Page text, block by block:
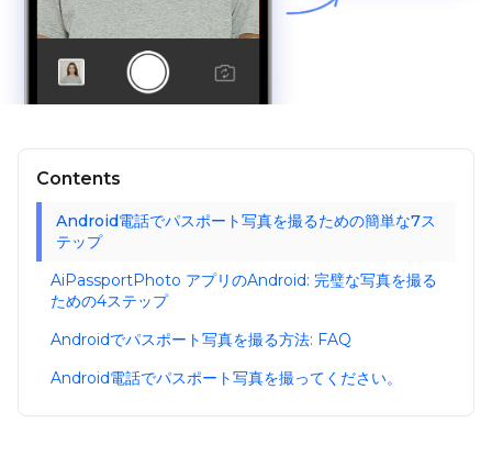
Contents
Android電話でパスポート写真を撮るための簡単な7ス
テップ
AiPassportPhoto アプリのAndroid: 完璧な写真を撮る
ための4ステップ
Androidでパスポート写真を撮る方法: FAQ
Android電話でパスポート写真を撮ってください。